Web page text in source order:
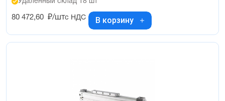
80 472,60 ₽/штс НДС В корзину